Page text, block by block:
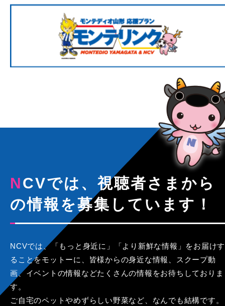
NCVでは、視聴者さまから
の情報を募集しています！
NCVでは、「もっと身近に」「より新鮮な情報」をお届けす
ることをモットーに、皆様からの身近な情報、スクープ動
画、イベントの情報などたくさんの情報をお待ちしておりま
す。
ご自宅のペットやめずらしい野菜など、なんでも結構です。